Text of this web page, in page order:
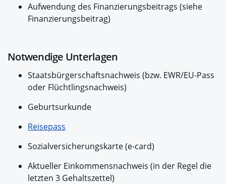
Aufwendung des Finanzierungsbeitrags (siehe
Finanzierungsbeitrag)
Notwendige Unterlagen
Staatsbürgerschaftsnachweis (bzw. EWR/EU-Pass
oder Flüchtlingsnachweis)
Geburtsurkunde
Reisepass
Sozialversicherungskarte (e-card)
Aktueller Einkommensnachweis (in der Regel die
letzten 3 Gehaltszettel)